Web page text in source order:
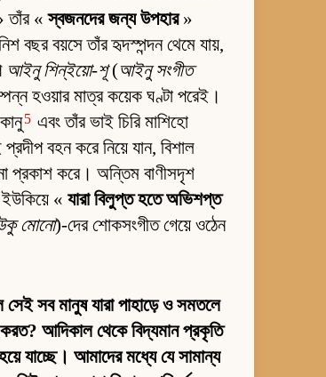
তাঁর «স্বজনদের জন্য উপহার»
বছর বয়সে তাঁর হৃদস্পন্দন থেমে যায়,
আইনু শিন্‌ইয়ো-শূ(আইনু সংগীত
হওয়ার মাত্র কয়েক ঘণ্টা পরেই।
5 এবং তাঁর ভাই চিরি মাশিহো
প্রদীপ বহন করে নিয়ে যান, বিশাল
প্রকাশ করে। অন্তিম বাণীসদৃশ
ইউকিয়ে «যারা বিলুপ্ত হতে অভিশপ্ত
মোনো)-দের শোকসংগীত গেয়ে ওঠেন
সব মানুষ যারা পাহাড়ে ও সমতলে
করত? আদিকাল থেকে বিদ্যমান প্রকৃতি
যাচ্ছে। আমাদের মধ্যে যে সামান্য